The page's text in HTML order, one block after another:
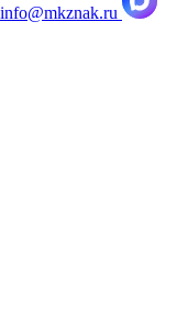
info@mkznak.ru